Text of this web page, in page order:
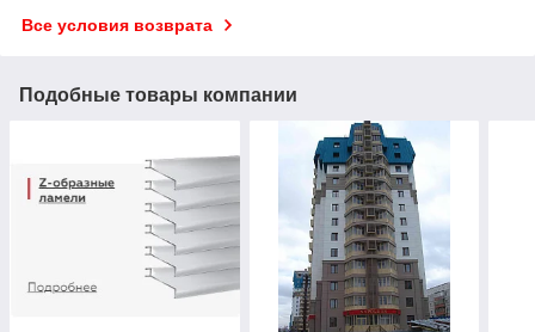
Все условия возврата
Подобные товары компании